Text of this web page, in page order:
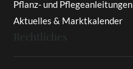
Pflanz- und Pflegeanleitungen
Aktuelles & Marktkalender
Rechtliches